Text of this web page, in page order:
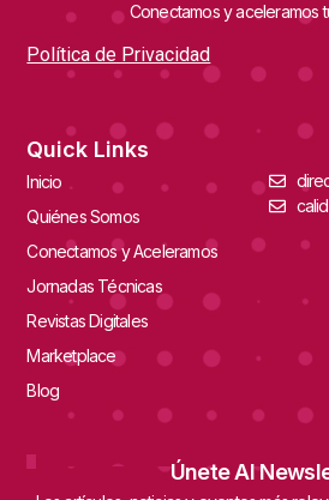
Conectamos y aceleramos
Política de Privacidad
Quick Links
Inicio
Quiénes Somos
Conectamos y Aceleramos
Jornadas Técnicas
Revistas Digitales
Marketplace
Blog
Únete Al